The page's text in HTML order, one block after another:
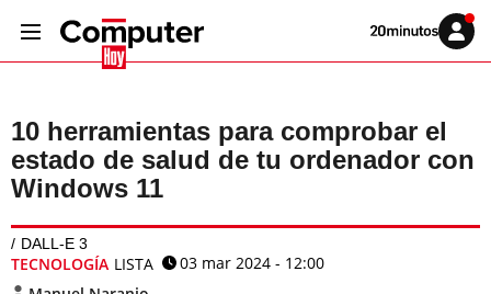
Volver
Iniciar
sesión
10 herramientas para comprobar el
estado de salud de tu ordenador con
Windows 11
DALL-E 3
TECNOLOGÍA LISTA
03 mar 2024 - 12:00